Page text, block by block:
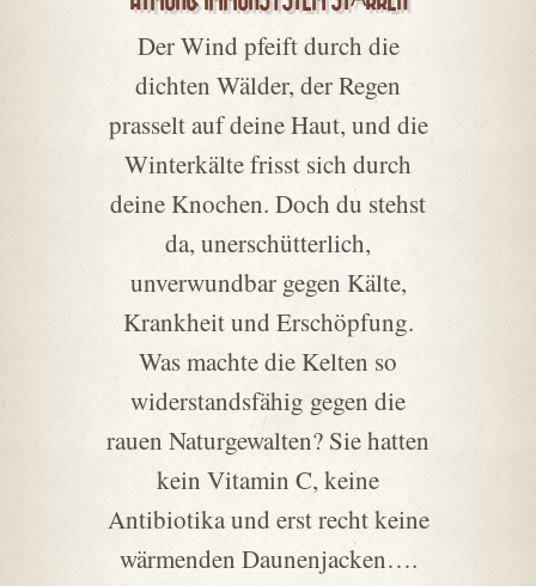
Der Wind pfeift durch die
dichten Wälder, der Regen
prasselt auf deine Haut, und die
Winterkälte frisst sich durch
deine Knochen. Doch du stehst
da, unerschütterlich,
unverwundbar gegen Kälte,
Krankheit und Erschöpfung.
Was machte die Kelten so
widerstandsfähig gegen die
rauen Naturgewalten? Sie hatten
kein Vitamin C, keine
Antibiotika und erst recht keine
wärmenden Daunenjacken….